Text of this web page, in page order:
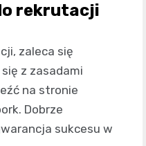
rekrutacji
zaleca się
z zasadami
na stronie
Dobrze
sukcesu w